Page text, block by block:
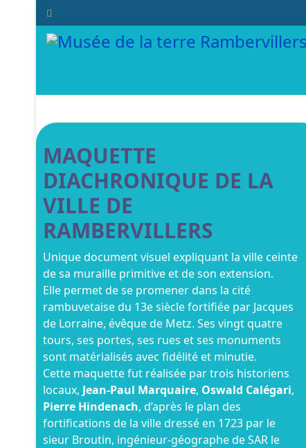
MAQUETTE
DIACHRONIQUE DE LA
VILLE DE
RAMBERVILLERS
Unique document visuel expliquant la ville ceinte
de sa muraille primitive et de son extension.
Elle permet de se promener dans la cité
rambuvetaise du 13e siècle fortifiée par Jacques
de Lorraine, évêque de Metz. Ses vingt quatre
tours, ses portes, ses rues et ses monuments
sont matérialisés avec fidélité et minutie.
Cette maquette fut réalisée par trois historiens
locaux, Jean-Paul Marquaire, Oswald Calégari,
Pierre Hindenach, d’après le plan des
fortifications de la ville dressé en 1723 par le
sieur Broutin, ingénieur-géographe de SAR le